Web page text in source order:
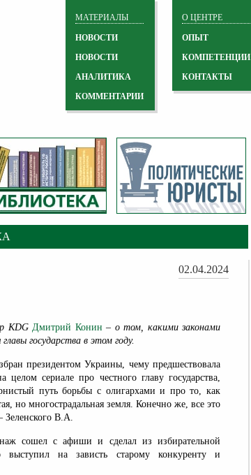
О ЦЕНТРЕ
ОПЫТ
КОМПЕТЕНЦИИ
КОНТАКТЫ
МАТЕРИАЛЫ
НОВОСТИ
НОВОСТИ
АНАЛИТИКА
КОММЕНТАРИИ
02.04.2024
KDGДмитрий Конин– о том, какими законами
государства в этом году.
президентом Украины, чему предшествовала
целом сериале про честного главу государства,
путь борьбы с олигархами и про то, как
но многострадальная земля. Конечно же, все это
Зеленского В.А.
сошел с афиши и сделал из избирательной
на зависть старому конкуренту и